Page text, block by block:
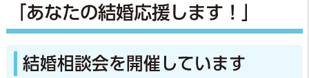
「あなたの結婚応援します！」
結婚相談会を開催しています